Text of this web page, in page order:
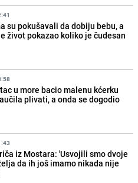
su pokušavali da dobiju bebu, a
život pokazao koliko je čudesan
u more bacio malenu kćerku
plivati, a onda se dogodio
iz Mostara: 'Usvojili smo dvoje
da ih još imamo nikada nije